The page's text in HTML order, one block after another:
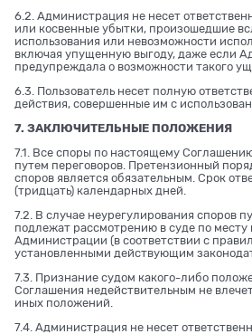
6.2. Администрация не несет
или косвенные убытки, произошедшие
использования или невозможности
включая упущенную выгоду, даже если
предупреждала о возможности такого
6.3. Пользователь несет полную
действия, совершенные им с
7. ЗАКЛЮЧИТЕЛЬНЫЕ ПОЛОЖЕНИЯ
7.1. Все споры по настоящему
путем переговоров. Претензионный
споров является обязательным. Срок
(тридцать) календарных дней.
7.2. В случае неурегулирования споров
подлежат рассмотрению в суде по месту
Администрации (в соответствии с
установленными действующим
7.3. Признание судом какого-либо
Соглашения недействительным не
иных положений.
7.4. Администрация не несет